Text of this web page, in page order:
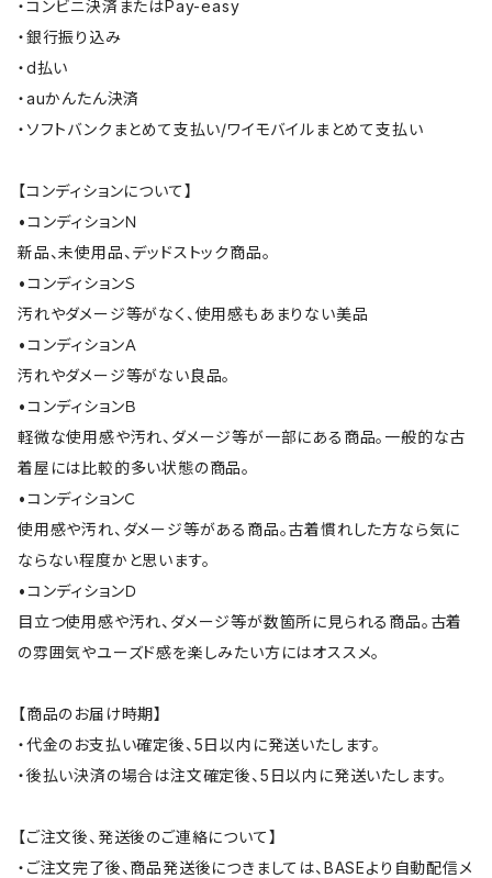
・コンビニ決済またはPay-easy
・銀行振り込み
・d払い
・auかんたん決済
・ソフトバンクまとめて支払い/ワイモバイルまとめて支払い
【コンディションについて】
•コンディションＮ
新品、未使用品、デッドストック商品。
•コンディションＳ
汚れやダメージ等がなく、使用感もあまりない美品
•コンディションＡ
汚れやダメージ等がない良品。
•コンディションＢ
軽微な使用感や汚れ、ダメージ等が一部にある商品。一般的な古
着屋には比較的多い状態の商品。
•コンディションＣ
使用感や汚れ、ダメージ等がある商品。古着慣れした方なら気に
ならない程度かと思います。
•コンディションＤ
目立つ使用感や汚れ、ダメージ等が数箇所に見られる商品。古着
の雰囲気やユーズド感を楽しみたい方にはオススメ。
【商品のお届け時期】
・代金のお支払い確定後、5日以内に発送いたします。
・後払い決済の場合は注文確定後、5日以内に発送いたします。
【ご注文後、発送後のご連絡について】
・ご注文完了後、商品発送後につきましては、BASEより自動配信メ